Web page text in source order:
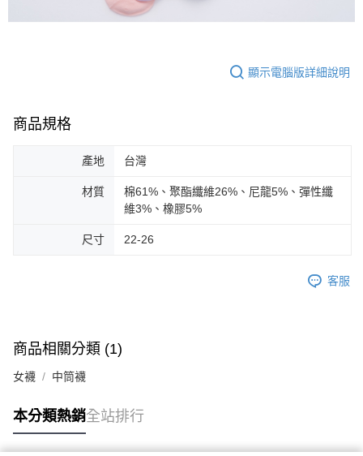
顯示電腦版詳細說明
商品規格
產地 台灣
材質
棉61%、聚酯纖維26%、尼龍5%、彈性纖
維3%、橡膠5%
尺寸 22-26
客服
商品相關分類 (1)
女襪 中筒襪
本分類熱銷全站排行